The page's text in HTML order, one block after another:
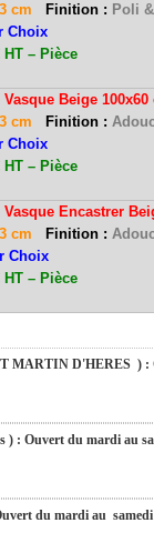
3 cm Finition : Poli
Choix
HT – Pièce
Beige 100x60
3 cm Finition :
Choix
HT – Pièce
Vasque Encastrer
3 cm Finition :
Choix
HT – Pièce
du mardi au
au samedi inclus de
de vous
D'HERES ) :
Ouvert du mardi au
du mardi au samedi